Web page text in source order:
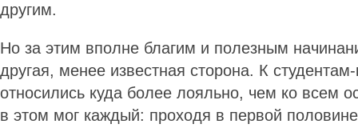
другим.
Но за этим вполне благим и полезным
другая, менее известная сторона. К
относились куда более лояльно, чем ко всем
в этом мог каждый: проходя в первой